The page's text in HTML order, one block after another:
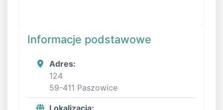
Informacje podstawowe
Adres:
124
59-411 Paszowice